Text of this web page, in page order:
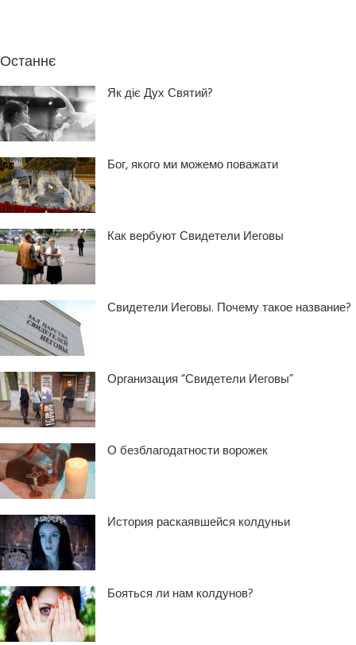
Останнє
Як діє Дух Святий?
Бог, якого ми можемо поважати
Как вербуют Свидетели Иеговы
Свидетели Иеговы. Почему такое название?
Организация “Свидетели Иеговы”
О безблагодатности ворожек
История раскаявшейся колдуньи
Бояться ли нам колдунов?